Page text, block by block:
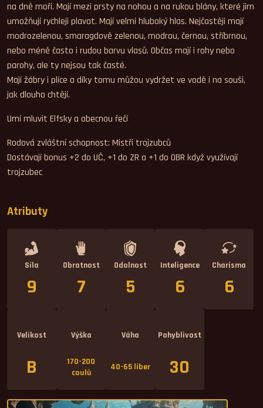
na dně moři. Mají mezi prsty na nohou a na rukou blány, které jim
umožňují rychleji plavat. Mají velmi hluboký hlas. Nejčastěji mají
modrozelenou, smaragdově zelenou, modrou, černou, stříbrnou,
nebo méně často i rudou barvu vlasů. Občas mají i rohy nebo
parohy, ale ty nejsou tak časté.
Mají žábry i plíce a díky tomu můžou vydržet ve vodě i na souši,
jak dlouho chtějí.
Umí mluvit Elfsky a obecnou řečí
Rodová zvláštní schopnost: Mistři trojzubců
Dostávají bonus +2 do UČ, +1 do ZR a +1 do OBR když využívají
trojzubec
Atributy
Síla
9
Obratnost
7
Odolnost
5
Inteligence
6
Charisma
6
Velikost
B
Výška
170-200
coulů
Váha
40-65 liber
Pohyblivost
30